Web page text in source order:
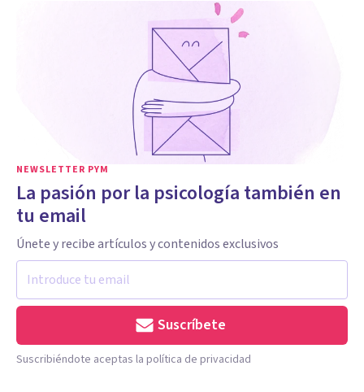
NEWSLETTER PYM
La pasión por la psicología también en
tu email
Únete y recibe artículos y contenidos exclusivos
Suscríbete
Suscribiéndote aceptas la política de privacidad